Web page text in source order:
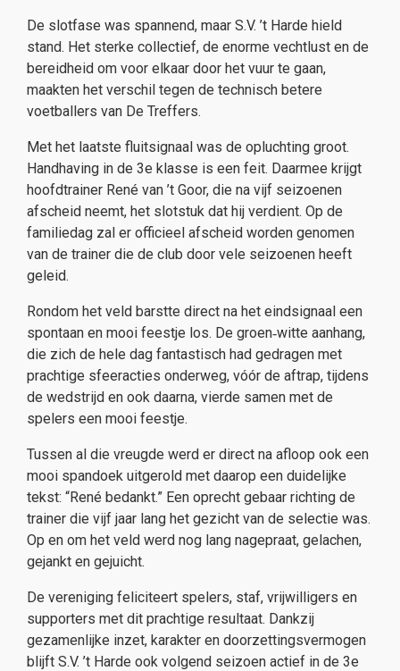
De slotfase was spannend, maar S.V. ’t Harde hield
stand. Het sterke collectief, de enorme vechtlust en de
bereidheid om voor elkaar door het vuur te gaan,
maakten het verschil tegen de technisch betere
voetballers van De Treffers.
Met het laatste fluitsignaal was de opluchting groot.
Handhaving in de 3e klasse is een feit. Daarmee krijgt
hoofdtrainer René van ’t Goor, die na vijf seizoenen
afscheid neemt, het slotstuk dat hij verdient. Op de
familiedag zal er officieel afscheid worden genomen
van de trainer die de club door vele seizoenen heeft
geleid.
Rondom het veld barstte direct na het eindsignaal een
spontaan en mooi feestje los. De groen‑witte aanhang,
die zich de hele dag fantastisch had gedragen met
prachtige sfeeracties onderweg, vóór de aftrap, tijdens
de wedstrijd en ook daarna, vierde samen met de
spelers een mooi feestje.
Tussen al die vreugde werd er direct na afloop ook een
mooi spandoek uitgerold met daarop een duidelijke
tekst: “René bedankt.” Een oprecht gebaar richting de
trainer die vijf jaar lang het gezicht van de selectie was.
Op en om het veld werd nog lang nagepraat, gelachen,
gejankt en gejuicht.
De vereniging feliciteert spelers, staf, vrijwilligers en
supporters met dit prachtige resultaat. Dankzij
gezamenlijke inzet, karakter en doorzettingsvermogen
blijft S.V. ’t Harde ook volgend seizoen actief in de 3e